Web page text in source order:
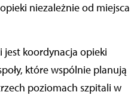
niezależnie od miejsca
jest koordynacja opieki
które wspólnie planują
poziomach szpitali w